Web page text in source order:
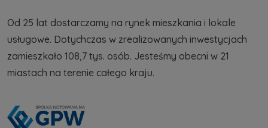
Od 25 lat dostarczamy na rynek mieszkania i lokale
usługowe. Dotychczas w zrealizowanych inwestycjach
zamieszkało 108,7 tys. osób. Jesteśmy obecni w 21
miastach na terenie całego kraju.